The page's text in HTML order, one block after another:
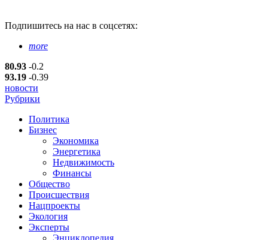
Подпишитесь на нас в соцсетях:
more
80.93 -0.2
93.19 -0.39
новости
Рубрики
Политика
Бизнес
Экономика
Энергетика
Недвижимость
Финансы
Общество
Происшествия
Нацпроекты
Экология
Эксперты
Энциклопедия